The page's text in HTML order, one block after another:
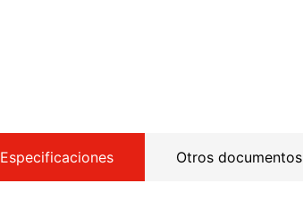
Especificaciones Otros documentos